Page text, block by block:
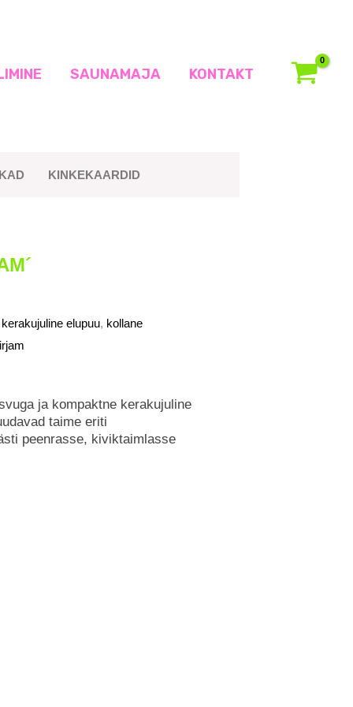
SAUNAMAJA KONTAKT
KINKEKAARDID
kerakujuline elupuu, kollane
ja kompaktne kerakujuline
taime eriti
peenrasse, kiviktaimlasse